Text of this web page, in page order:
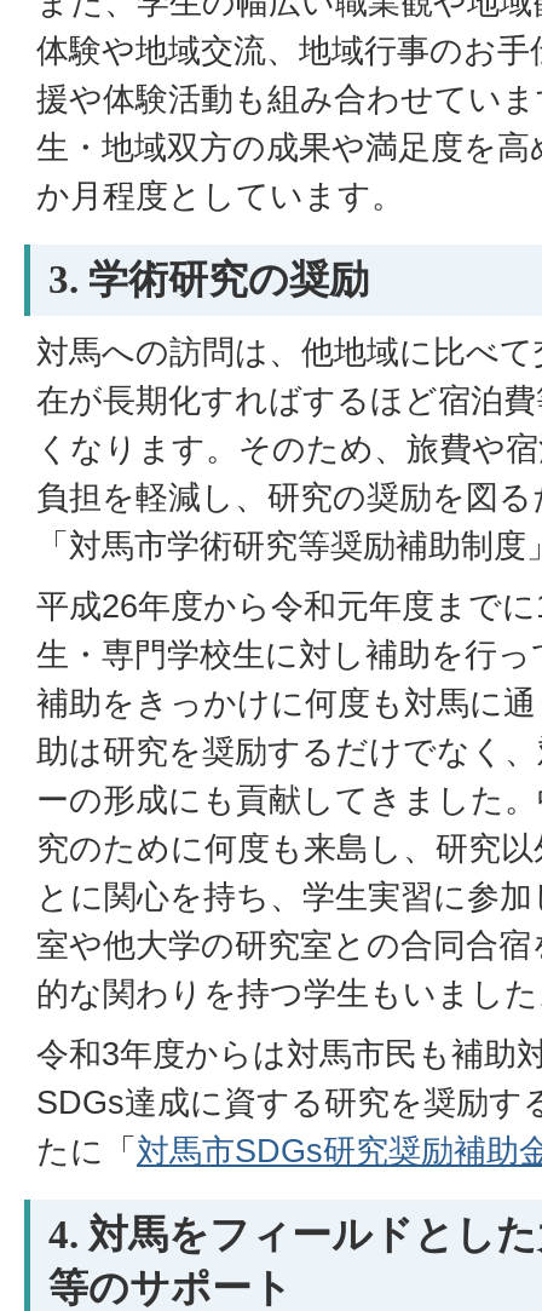
体験や地域交流、地域行事のお
援や体験活動も組み合わせてい
生・地域双方の成果や満足度を
か月程度としています。
3. 学術研究の奨励
対馬への訪問は、他地域に比べ
在が長期化すればするほど宿泊
くなります。そのため、旅費や
負担を軽減し、研究の奨励を図
「対馬市学術研究等奨励補助制
平成26年度から令和元年度まで
生・専門学校生に対し補助を行
補助をきっかけに何度も対馬に
助は研究を奨励するだけでなく
ーの形成にも貢献してきました
究のために何度も来島し、研究
とに関心を持ち、学生実習に参
室や他大学の研究室との合同合
的な関わりを持つ学生もいまし
令和3年度からは対馬市民も補助
SDGs達成に資する研究を奨励す
たに「 対馬市SDGs研究奨励補助
4. 対馬をフィールドとし
等のサポート